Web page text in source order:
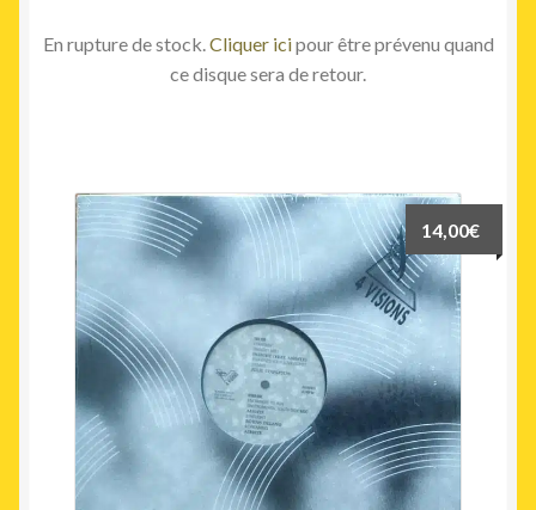
En rupture de stock. Cliquer icipour être prévenu quand
ce disque sera de retour.
14,00€